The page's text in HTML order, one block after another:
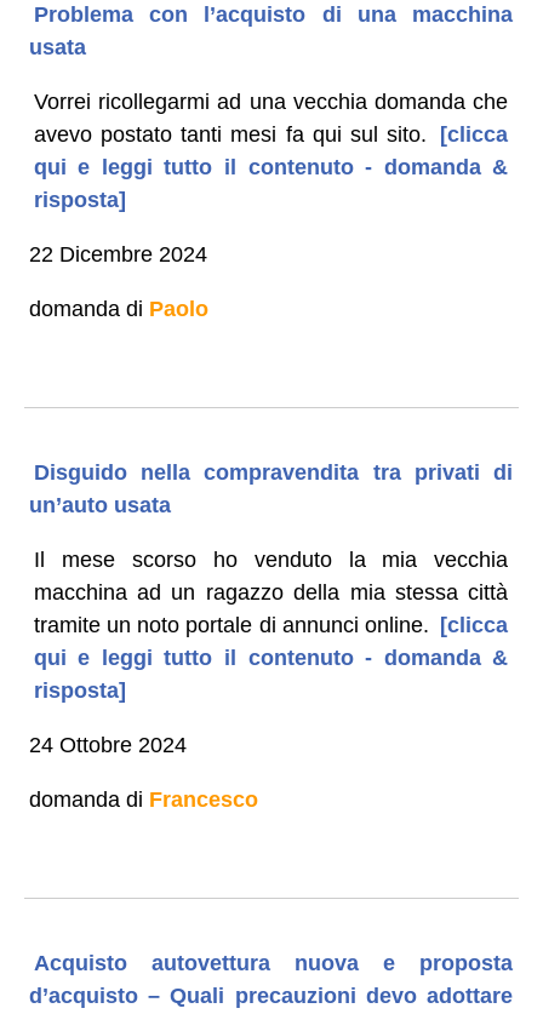
Problema con l’acquisto di una macchina
usata
Vorrei ricollegarmi ad una vecchia domanda che
avevo postato tanti mesi fa qui sul sito.
[clicca
qui e leggi tutto il contenuto - domanda &
risposta]
22 Dicembre 2024
domanda di Paolo
Disguido nella compravendita tra privati di
un’auto usata
Il mese scorso ho venduto la mia vecchia
macchina ad un ragazzo della mia stessa città
tramite un noto portale di annunci online. [clicca
qui e leggi tutto il contenuto - domanda &
risposta]
24 Ottobre 2024
domanda di Francesco
Acquisto autovettura nuova e proposta
d’acquisto – Quali precauzioni devo adottare